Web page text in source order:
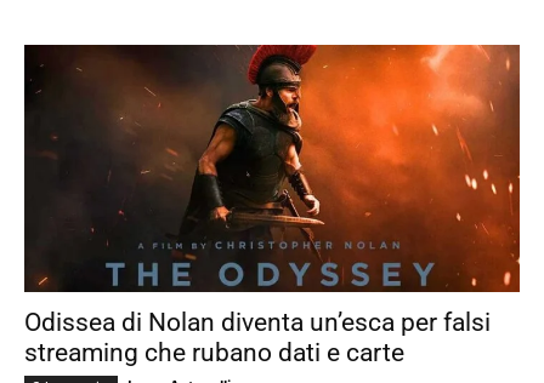
Odissea di Nolan diventa un’esca per falsi
streaming che rubano dati e carte